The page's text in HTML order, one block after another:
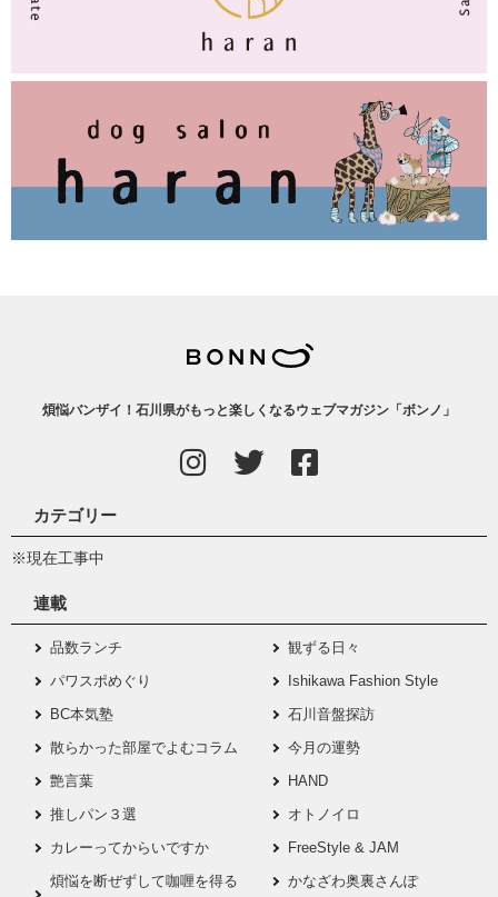
煩悩バンザイ！石川県がもっと楽しくなるウェブマガジン「ボンノ」
カテゴリー
※現在工事中
連載
品数ランチ
観ずる日々
パワスポめぐり
Ishikawa Fashion Style
BC本気塾
石川音盤探訪
散らかった部屋でよむコラム
今月の運勢
艶言葉
HAND
推しパン３選
オトノイロ
カレーってからいですか
FreeStyle & JAM
煩悩を断ぜずして咖喱を得る
かなざわ奥裏さんぽ